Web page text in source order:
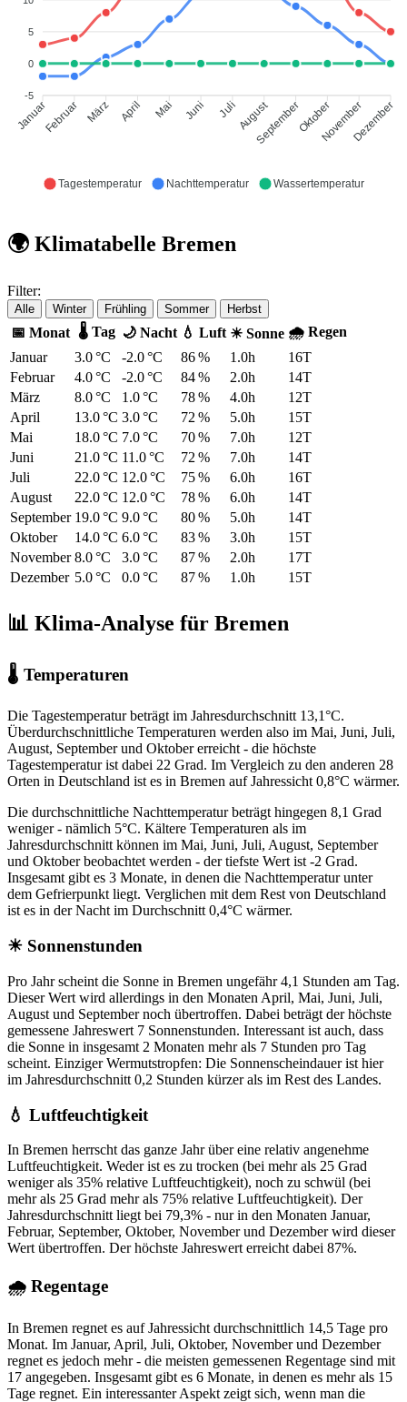
5
0
-5
JanuarFebruar März April Mai Juni Juli AugustSeptemberOktoberNovemberDezember
Tagestemperatur Nachttemperatur Wassertemperatur
🌍 Klimatabelle Bremen
Filter:
Alle Winter Frühling Sommer Herbst
📅 Monat 🌡 Tag 🌙 Nacht 💧 Luft ☀ Sonne 🌧 Regen
Januar
3.0 °C -2.0 °C 86 % 1.0h
16T
Februar
4.0 °C -2.0 °C 84 % 2.0h
14T
März
8.0 °C 1.0 °C 78 % 4.0h
12T
April
13.0 °C 3.0 °C 72 % 5.0h
15T
Mai
18.0 °C 7.0 °C 70 % 7.0h
12T
Juni
21.0 °C 11.0 °C 72 % 7.0h
14T
Juli
22.0 °C 12.0 °C 75 % 6.0h
16T
August
22.0 °C 12.0 °C 78 % 6.0h
14T
September 19.0 °C 9.0 °C 80 % 5.0h
14T
Oktober
14.0 °C 6.0 °C 83 % 3.0h
15T
November 8.0 °C 3.0 °C 87 % 2.0h
17T
Dezember 5.0 °C 0.0 °C 87 % 1.0h 15T
📊 Klima-Analyse für Bremen
🌡 Temperaturen
Die Tagestemperatur beträgt im Jahresdurchschnitt 13,1°C.
Überdurchschnittliche Temperaturen werden also im Mai, Juni, Juli,
August, September und Oktober erreicht - die höchste
Tagestemperatur ist dabei 22 Grad. Im Vergleich zu den anderen 28
Orten in Deutschland ist es in Bremen auf Jahressicht 0,8°C wärmer.
Die durchschnittliche Nachttemperatur beträgt hingegen 8,1 Grad
weniger - nämlich 5°C. Kältere Temperaturen als im
Jahresdurchschnitt können im Mai, Juni, Juli, August, September
und Oktober beobachtet werden - der tiefste Wert ist -2 Grad.
Insgesamt gibt es 3 Monate, in denen die Nachttemperatur unter
dem Gefrierpunkt liegt. Verglichen mit dem Rest von Deutschland
ist es in der Nacht im Durchschnitt 0,4°C wärmer.
☀ Sonnenstunden
Pro Jahr scheint die Sonne in Bremen ungefähr 4,1 Stunden am Tag.
Dieser Wert wird allerdings in den Monaten April, Mai, Juni, Juli,
August und September noch übertroffen. Dabei beträgt der höchste
gemessene Jahreswert 7 Sonnenstunden. Interessant ist auch, dass
die Sonne in insgesamt 2 Monaten mehr als 7 Stunden pro Tag
scheint. Einziger Wermutstropfen: Die Sonnenscheindauer ist hier
im Jahresdurchschnitt 0,2 Stunden kürzer als im Rest des Landes.
💧 Luftfeuchtigkeit
In Bremen herrscht das ganze Jahr über eine relativ angenehme
Luftfeuchtigkeit. Weder ist es zu trocken (bei mehr als 25 Grad
weniger als 35% relative Luftfeuchtigkeit), noch zu schwül (bei
mehr als 25 Grad mehr als 75% relative Luftfeuchtigkeit). Der
Jahresdurchschnitt liegt bei 79,3% - nur in den Monaten Januar,
Februar, September, Oktober, November und Dezember wird dieser
Wert übertroffen. Der höchste Jahreswert erreicht dabei 87%.
🌧 Regentage
In Bremen regnet es auf Jahressicht durchschnittlich 14,5 Tage pro
Monat. Im Januar, April, Juli, Oktober, November und Dezember
regnet es jedoch mehr - die meisten gemessenen Regentage sind mit
17 angegeben. Insgesamt gibt es 6 Monate, in denen es mehr als 15
Tage regnet. Ein interessanter Aspekt zeigt sich, wenn man die